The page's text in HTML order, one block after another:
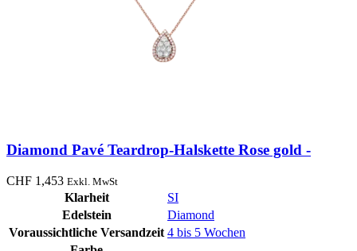
Diamond Pavé Teardrop-Halskette Rose gold -
CHF 1,453 Exkl. MwSt
Klarheit
SI
Edelstein
Diamond
Voraussichtliche Versandzeit 4 bis 5 Wochen